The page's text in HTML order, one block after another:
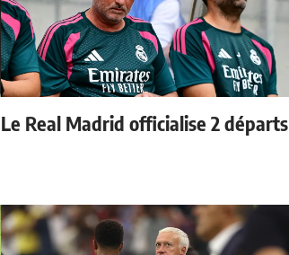
Le Real Madrid officialise 2 départs